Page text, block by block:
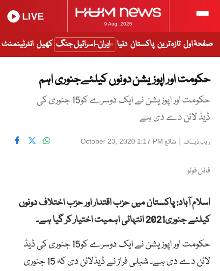
9 Aug, 2026
LIVE
صفحۂ اول تازہ ترین پاکستان دنیا ایران-اسرائیل جنگ کھیل انٹرٹینمنٹ
حکومت اور اپوزیشن دونوں کیلئےجنوری اہم
حکومت اور اپوزیشن نے ایک دوسرے کو15 جنوری کی
ڈیڈ لائن دے دی ہے
ویب ڈیسک | شائع October 23, 2020 1:17 PM
فائل فوٹو
اسلام آباد: پاکستان میں حزب اقتدار اور حزب اختلاف دونوں
کیلئے جنوری2021 انتہائی اہمیت اختیار کر گیا ہے۔
حکومت اور اپوزیشن نے ایک دوسرے کو15 جنوری کی ڈیڈ
لائن دے دی ہے۔ شبلی فراز نے ڈیڈلائن دی کہ 15 جنوری